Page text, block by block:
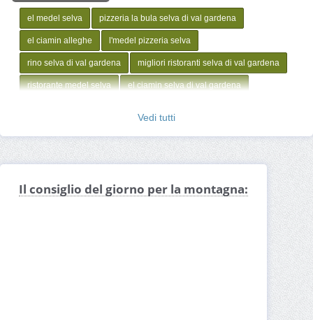
el medel selva pizzeria la bula selva di val gardena
el ciamin alleghe l'medel pizzeria selva
rino selva di val gardena migliori ristoranti selva di val gardena
ristorante medel selva el ciamin selva di val gardena
Vedi tutti
Il consiglio del giorno per la montagna: